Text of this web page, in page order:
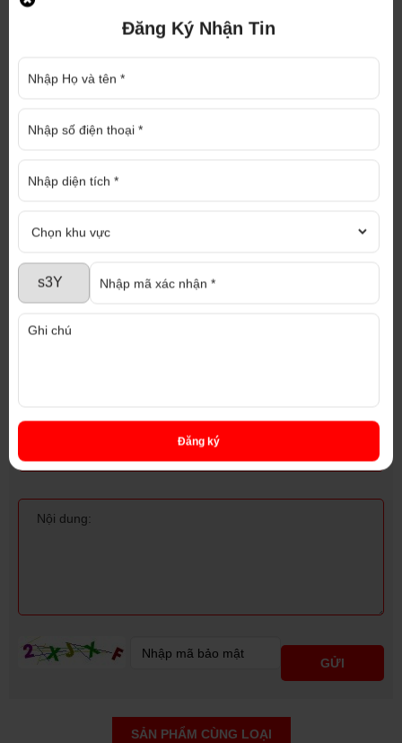
Email : diaoccaophat@gmail.com
Website : nhaxuongmiendong.com,
diaoccaophat.com
miễn phí với đội ngũ nhân viên chuyên nghiệp
SẢN PHẨM CÙNG LOẠI
Đăng Ký Nhận Tin
Đăng ký